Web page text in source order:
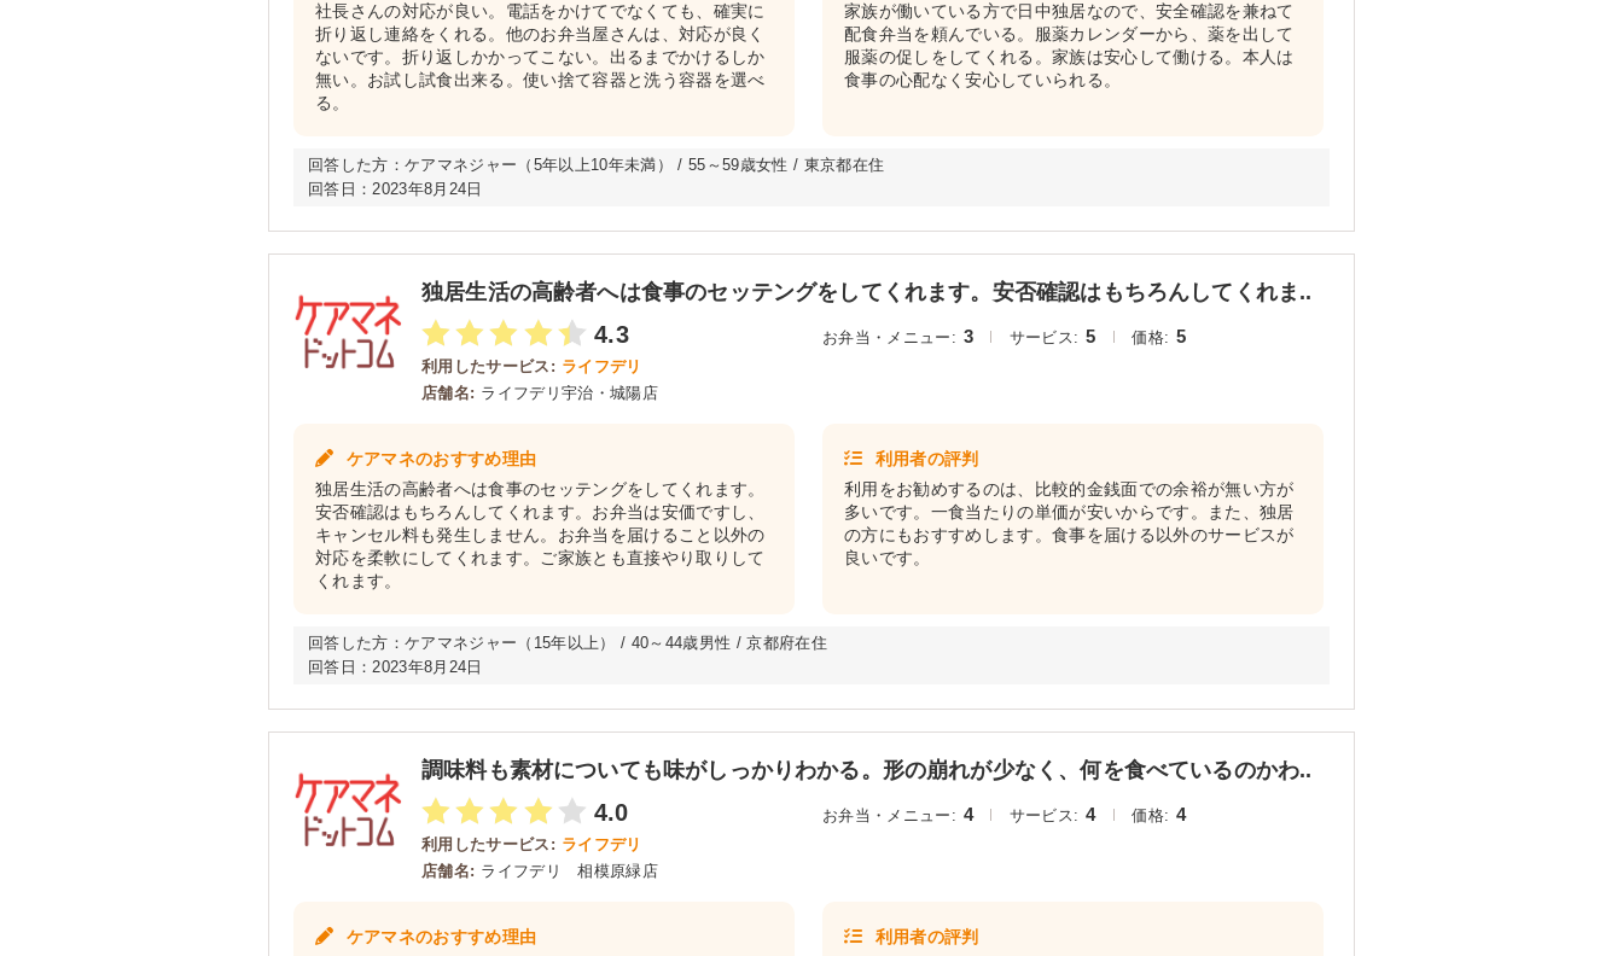
回答した方： ケアマネジャー（5年以上10年未満） / 55～59歳女性 / 東京都在住
回答日：2023年8月24日
社長さんの対応が良い。電話をかけてでなくても、確実に
折り返し連絡をくれる。他のお弁当屋さんは、対応が良く
ないです。折り返しかかってこない。出るまでかけるしか
無い。お試し試食出来る。使い捨て容器と洗う容器を選べ
る。
家族が働いている方で日中独居なので、安全確認を兼ねて
配食弁当を頼んでいる。服薬カレンダーから、薬を出して
服薬の促しをしてくれる。家族は安心して働ける。本人は
食事の心配なく安心していられる。
独居生活の高齢者へは食事のセッテングをしてくれます。安否確認はもちろんしてくれま..
回答した方： ケアマネジャー（15年以上） / 40～44歳男性 / 京都府在住
回答日：2023年8月24日
利用したサービス: ライフデリ
店舗名: ライフデリ宇治・城陽店
4.3 お弁当・メニュー: 3 サービス: 5 価格: 5
ケアマネのおすすめ理由
独居生活の高齢者へは食事のセッテングをしてくれます。
安否確認はもちろんしてくれます。お弁当は安価ですし、
キャンセル料も発生しません。お弁当を届けること以外の
対応を柔軟にしてくれます。ご家族とも直接やり取りして
くれます。
利用者の評判
利用をお勧めするのは、比較的金銭面での余裕が無い方が
多いです。一食当たりの単価が安いからです。また、独居
の方にもおすすめします。食事を届ける以外のサービスが
良いです。
調味料も素材についても味がしっかりわかる。形の崩れが少なく、何を食べているのかわ..
利用したサービス: ライフデリ
店舗名: ライフデリ 相模原緑店
4.0 お弁当・メニュー: 4 サービス: 4 価格: 4
ケアマネのおすすめ理由
利用者の評判